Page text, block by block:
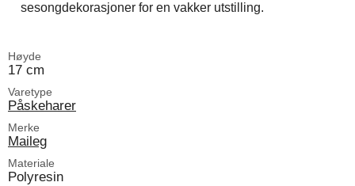
sesongdekorasjoner for en vakker utstilling.
Høyde
17 cm
Varetype
Påskeharer
Merke
Maileg
Materiale
Polyresin